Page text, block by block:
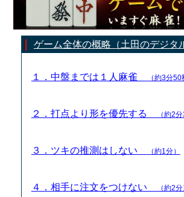
ゲーム全体の概略（土田のデジタ
１．中盤までは１人麻雀 （約3分50
２．打点より形を優先する （約2
３．ツキの推測はしない （約1分）
４．相手に注文をつけない （約2